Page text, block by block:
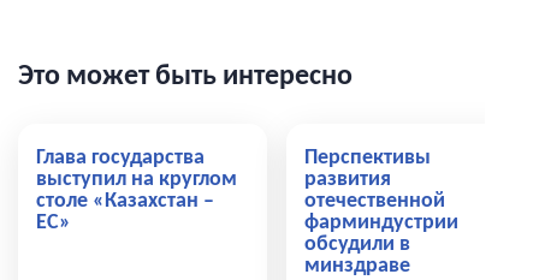
Это может быть интересно
Глава государства
выступил на круглом
столе «Казахстан –
ЕС»
Перспективы
развития
отечественной
фарминдустрии
обсудили в
минздраве